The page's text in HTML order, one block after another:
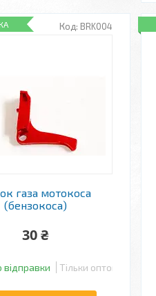
BRK004
газа мотокоса
(бензокоса)
30 ₴
відправки Тільки оптом